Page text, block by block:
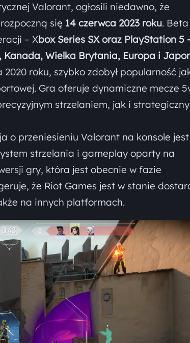
Valorant, ogłosili niedawno, że
się 14 czerwca 2023 roku.
– Xbox Series SX oraz PlayStation 5
Wielka Brytania, Europa i
roku, szybko zdobył popularność
Gra oferuje dynamiczne mecze
strzelaniem, jak i
o przeniesieniu Valorant na konsole jest
strzelania i gameplay oparty na
gry, która jest obecnie w fazie
że Riot Games jest w stanie
na innych platformach.